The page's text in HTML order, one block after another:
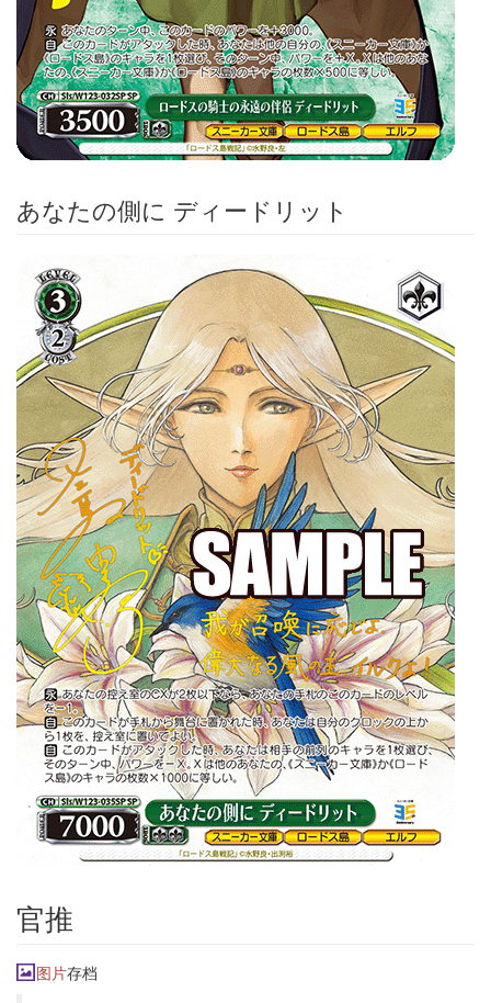
あなたの側に ディードリット
官推
图片存档